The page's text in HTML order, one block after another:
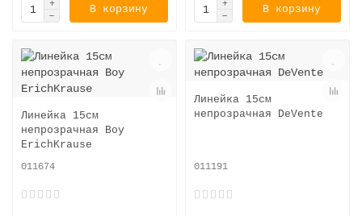
В корзину В корзину
Линейка 15см
непрозрачная Boy
ErichKrause
011674
Линейка 15см
непрозрачная DeVente
011191